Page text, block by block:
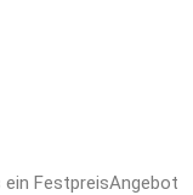
ein FestpreisAngebot